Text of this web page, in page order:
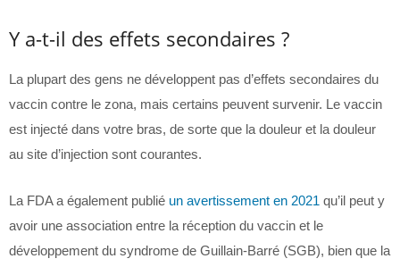
Y a-t-il des effets secondaires ?
La plupart des gens ne développent pas d’effets secondaires du
vaccin contre le zona, mais certains peuvent survenir. Le vaccin
est injecté dans votre bras, de sorte que la douleur et la douleur
au site d’injection sont courantes.
La FDA a également publié un avertissement en 2021 qu’il peut y
avoir une association entre la réception du vaccin et le
développement du syndrome de Guillain-Barré (SGB), bien que la